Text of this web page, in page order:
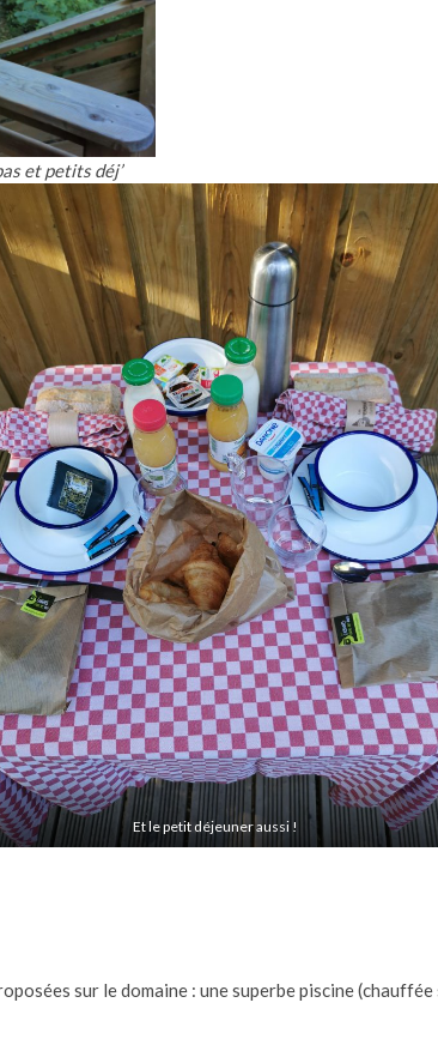
et petits déj’
Et le petit déjeuner aussi !
sur le domaine : une superbe piscine (chauffée